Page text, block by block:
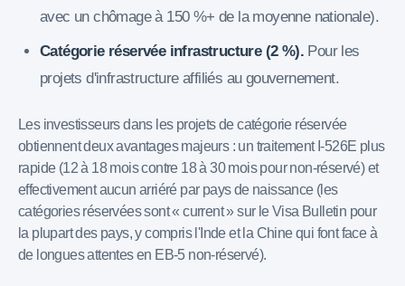
avec un chômage à 150 %+ de la moyenne nationale).
Catégorie réservée infrastructure (2 %). Pour les
projets d'infrastructure affiliés au gouvernement.
Les investisseurs dans les projets de catégorie réservée
obtiennent deux avantages majeurs : un traitement I-526E plus
rapide (12 à 18 mois contre 18 à 30 mois pour non-réservé) et
effectivement aucun arriéré par pays de naissance (les
catégories réservées sont « current » sur le Visa Bulletin pour
la plupart des pays, y compris l'Inde et la Chine qui font face à
de longues attentes en EB-5 non-réservé).